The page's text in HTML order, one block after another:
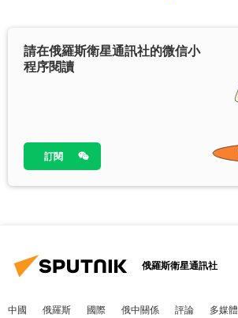
請在俄羅斯衛星通訊社的微信小
程序閱讀
訂閱
俄羅斯衛星通訊社
中國 俄羅斯 國際 俄中關係 評論 多媒體